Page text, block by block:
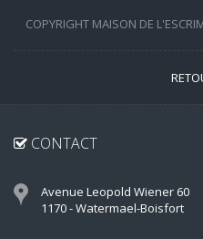
COPYRIGHT MAISON DE
CONTACT
Avenue Leopold Wiener 60
1170 - Watermael-Boisfort